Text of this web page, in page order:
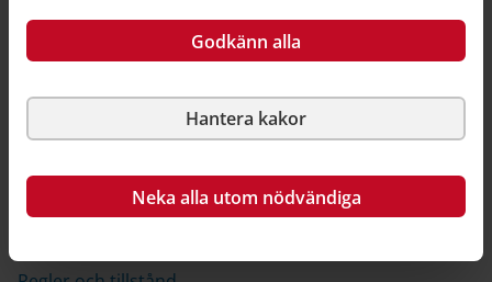
Godkänn alla
Hantera kakor
Neka alla utom nödvändiga
Om du har för varmt inomhus sommartid är det bra
att överväga passiva lösningar som inte använder
invändig och utvändig solavskärmning i form av till
exempel persienner och markiser. Det kan hjälpa dig
du vill sätta upp markiser på husets utsida kan du
behöva bygglov. Kontrollera vad som gäller för ditt hus